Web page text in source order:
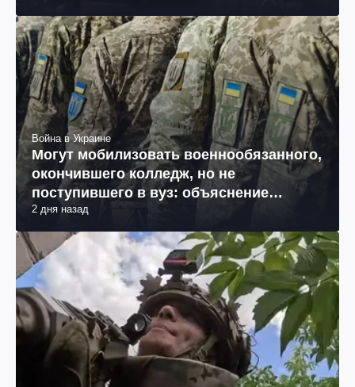
Война в Украине
Могут мобилизовать военнообязанного,
окончившего колледж, но не
поступившего в вуз: объяснение
юриста
2 дня назад